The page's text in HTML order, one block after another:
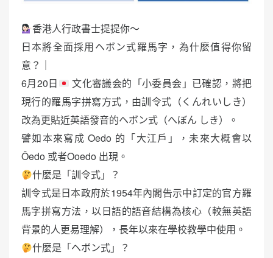
香港人行政書士提提你～
日本將全面採用ヘボン式羅馬字，為什麼值得你留
意？｜
6月20日
文化審議会的「小委員会」已確認，將把
現行的羅馬字拼寫方式，由訓令式（くんれいしき）
改為更貼近英語發音的ヘボン式（へぼん しき）。
譬如本來寫成 Oedo 的「大江戶」，未來大概會以
Ōedo 或者Ooedo 出現。
什麼是「訓令式」？
訓令式是日本政府於1954年內閣告示中訂定的官方羅
馬字拼寫方法，以日語的語音結構為核心（較無英語
背景的人更易理解），長年以來在學校教學中使用。
什麼是「ヘボン式」？